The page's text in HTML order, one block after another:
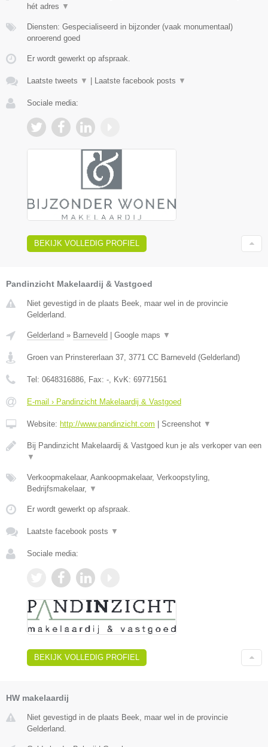
hét adres ▼
Diensten: Gespecialiseerd in bijzonder (vaak monumentaal)
onroerend goed
Er wordt gewerkt op afspraak.
Laatste tweets ▼ | Laatste facebook posts ▼
Sociale media:
BEKIJK VOLLEDIG PROFIEL
Pandinzicht Makelaardij & Vastgoed
Niet gevestigd in de plaats Beek, maar wel in de provincie
Gelderland.
Gelderland » Barneveld | Google maps ▼
Groen van Prinstererlaan 37 3771 CC Barneveld (Gelderland)
Tel: 0648316886 , Fax: - , KvK: 69771561
E-mail › Pandinzicht Makelaardij & Vastgoed
Website: http://www.pandinzicht.com | Screenshot ▼
Bij Pandinzicht Makelaardij & Vastgoed kun je als verkoper van een
▼
Verkoopmakelaar, Aankoopmakelaar, Verkoopstyling,
Bedrijfsmakelaar,
▼
Er wordt gewerkt op afspraak.
Laatste facebook posts ▼
Sociale media:
BEKIJK VOLLEDIG PROFIEL
HW makelaardij
Niet gevestigd in de plaats Beek, maar wel in de provincie
Gelderland.